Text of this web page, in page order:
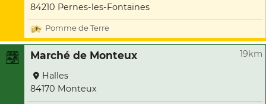
84210 Pernes-les-Fontaines
Pomme de Terre
Marché de Monteux 19km
Halles
84170 Monteux